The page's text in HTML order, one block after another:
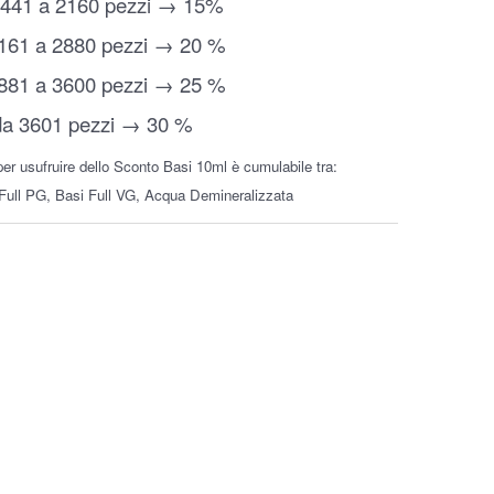
a 2880 pezzi → 20 %
a 3600 pezzi → 25 %
3601 pezzi → 30 %
usufruire dello Sconto Basi 10ml è cumulabile tra:
PG, Basi Full VG, Acqua Demineralizzata